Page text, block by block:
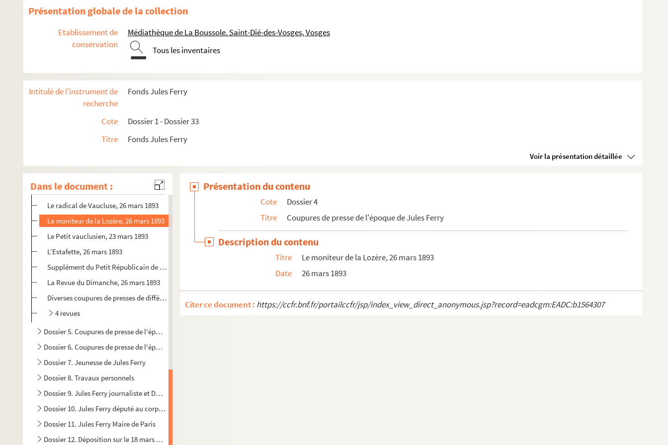
Présentation globale de la collection
Etablissement de
conservation
Médiathèque de La Boussole. Saint-Dié-des-Vosges, Vosges
Tous les inventaires
Intitulé de l'instrument de
recherche
Fonds Jules Ferry
Cote
Dossier 1 - Dossier 33
Titre
Fonds Jules Ferry
Voir la présentation détaillée
Dans le document :
Journal officiel, 1879
La Nation, 26 février 1893
Basler Nachrichten, 26 février 1893
Le Figaro, 1869-1883
L’Indépendance, 1875-1893
Le Temps, 1871-1883
Le Parti National, 23 mars 1893
Revue du commerce extérieur, 25 mars 1893
Le radical de Vaucluse, 26 mars 1893
Le moniteur de la Lozère, 26 mars 1893
Le Petit vauclusien, 23 mars 1893
L’Estafette, 26 mars 1893
Supplément du Petit Républicain de l’Aube, 24 mars 1893
La Revue du Dimanche, 26 mars 1893
Diverses coupures de presses de différents journaux nationaux et internationaux
4 revues
Dossier 5. Coupures de presse de l'époque de Jules Ferry
Dossier 6. Coupures de presse de l'époque de Jules Ferry
Dossier 7. Jeunesse de Jules Ferry
Dossier 8. Travaux personnels
Dossier 9. Jules Ferry journaliste et Député au corps législatif
Dossier 10. Jules Ferry député au corps législatif
Dossier 11. Jules Ferry Maire de Paris
Dossier 12. Déposition sur le 18 mars 1871
Présentation du contenu
Cote
Dossier 4
Titre
Coupures de presse de l'époque de Jules Ferry
Description du contenu
Titre
Le moniteur de la Lozère, 26 mars 1893
Date
26 mars 1893
Citer ce document : https://ccfr.bnf.fr/portailccfr/jsp/index_view_direct_anonymous.jsp?record=eadcgm:EADC:b1564307